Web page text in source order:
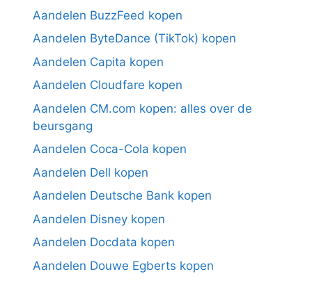
Aandelen BuzzFeed kopen
Aandelen ByteDance (TikTok) kopen
Aandelen Capita kopen
Aandelen Cloudfare kopen
Aandelen CM.com kopen: alles over de
beursgang
Aandelen Coca-Cola kopen
Aandelen Dell kopen
Aandelen Deutsche Bank kopen
Aandelen Disney kopen
Aandelen Docdata kopen
Aandelen Douwe Egberts kopen